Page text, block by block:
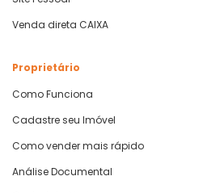
Venda direta CAIXA
Proprietário
Como Funciona
Cadastre seu Imóvel
Como vender mais rápido
Análise Documental